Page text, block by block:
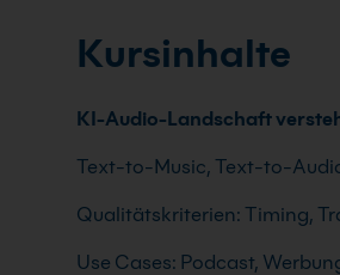
Kursinhalte
KI-Audio-Landschaft
Text-to-Music, Text-to-
Qualitätskriterien: Timing,
Use Cases: Podcast,